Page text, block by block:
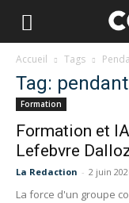
Accueil Tags
Tag:
Formation
Formation et
Lefebvre
La Redaction - 2 juin
La force d'un groupe